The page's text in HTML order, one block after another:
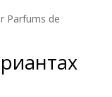
Parfums de